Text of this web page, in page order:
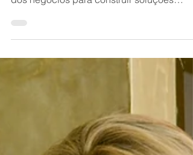
Privado que realiza análises antecipadas
dos negócios para construir soluções